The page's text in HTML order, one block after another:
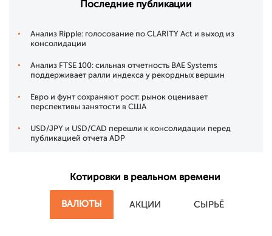
Последние публикации
Анализ Ripple: голосование по CLARITY Act и выход из
консолидации
Анализ FTSE 100: сильная отчетность BAE Systems
поддерживает ралли индекса у рекордных вершин
Евро и фунт сохраняют рост: рынок оценивает
перспективы занятости в США
USD/JPY и USD/CAD перешли к консолидации перед
публикацией отчета ADP
Котировки в реальном времени
ВАЛЮТЫ АКЦИИ СЫРЬЁ